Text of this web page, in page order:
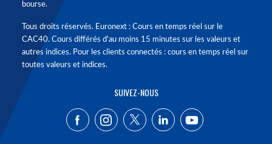
bourse.
Tous droits réservés. Euronext : Cours en temps réel sur le
CAC40. Cours différés d'au moins 15 minutes sur les valeurs et
autres indices. Pour les clients connectés : cours en temps réel sur
toutes valeurs et indices.
SUIVEZ-NOUS